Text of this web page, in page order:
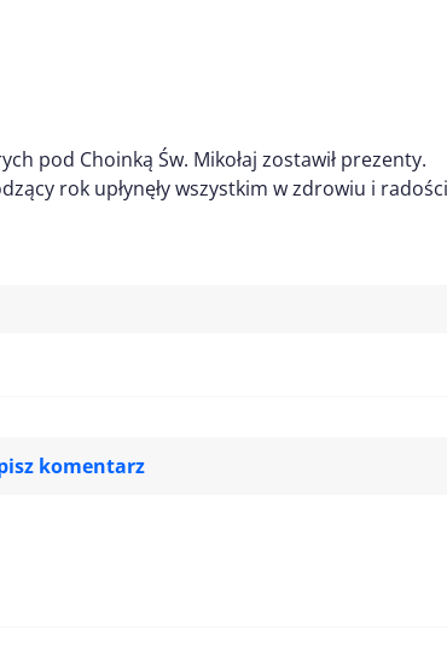
pod Choinką Św. Mikołaj zostawił prezenty.
rok upłynęły wszystkim w zdrowiu i
komentarz